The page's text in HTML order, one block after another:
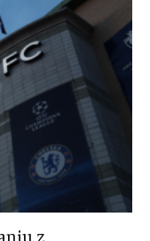
z